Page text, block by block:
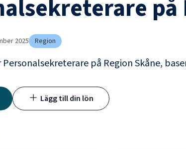
på
2025 Region
Personalsekreterare på Region Skåne,
Lägg till din lön